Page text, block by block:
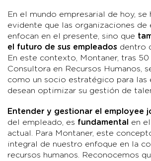
En el mundo empresarial de hoy, se
evidente que las organizaciones
enfocan en el presente, sino que
el futuro de sus empleados dentro
En este contexto, Montaner, tras
Consultora en Recursos Humanos,
como un socio estratégico para las
desean optimizar su gestión de
Entender y gestionar el employee
del empleado, es fundamental en
actual. Para Montaner, este
integral de nuestro enfoque en la
recursos humanos. Reconocemos